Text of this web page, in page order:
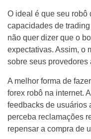
O ideal é que seu robô
capacidades de
não quer dizer que o
expectativas. Assim, o
sobre seus provedores
A melhor forma de
forex robô na internet.
feedbacks de usuários
perceba reclamações
repensar a compra de